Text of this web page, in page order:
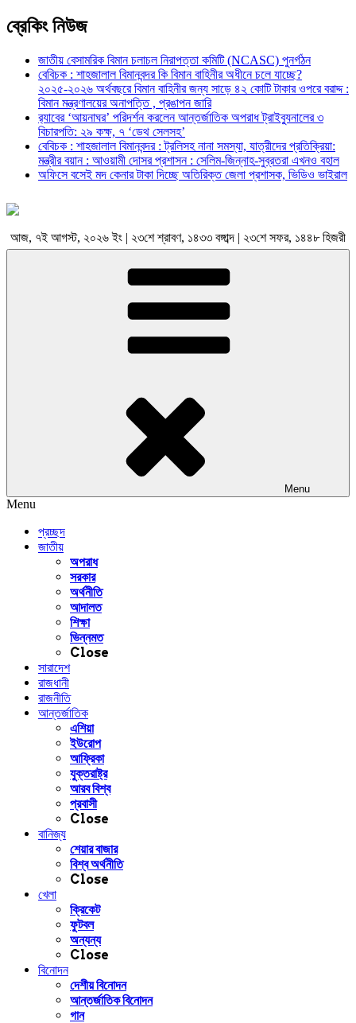
ব্রেকিং নিউজ
জাতীয় বেসামরিক বিমান চলাচল নিরাপত্তা কমিটি (NCASC) পুনর্গঠন
বেবিচক : শাহজালাল বিমানবন্দর কি বিমান বাহিনীর অধীনে চলে যাচ্ছে?
২০২৫-২০২৬ অর্থবছরে বিমান বাহিনীর জন্য সাড়ে ৪২ কোটি টাকার ওপরে বরাদ্দ :
বিমান মন্ত্রণালয়ের অনাপত্তি , প্রঙাপন জারি
র‍্যাবের ‘আয়নাঘর’ পরিদর্শন করলেন আন্তর্জাতিক অপরাধ ট্রাইব্যুনালের ৩
বিচারপতি: ২৯ কক্ষ, ৭ ‘ডেথ সেলসহ’
বেবিচক : শাহজালাল বিমানবন্দর : ট্রলিসহ নানা সমস্যা, যাত্রীদের প্রতিক্রিয়া:
মন্ত্রীর বয়ান : আওয়ামী দোসর প্রশাসন : সেলিম-জিন্নাহ-সুব্রতরা এখনও বহাল
অফিসে বসেই মদ কেনার টাকা দিচ্ছে অতিরিক্ত জেলা প্রশাসক, ভিডিও ভাইরাল
আজ, ৭ই আগস্ট, ২০২৬ ইং | ২৩শে শ্রাবণ, ১৪৩৩ বঙ্গাব্দ | ২৩শে সফর, ১৪৪৮ হিজরী
Menu
Menu
প্রচ্ছদ
জাতীয়
অপরাধ
সরকার
অর্থনীতি
আদালত
শিক্ষা
ভিন্নমত
Close
সারাদেশ
রাজধানী
রাজনীতি
আন্তর্জাতিক
এশিয়া
ইউরোপ
আফ্রিকা
যুক্তরাষ্ট্র
আরব বিশ্ব
প্রবাসী
Close
বানিজ্য
শেয়ার বাজার
বিশ্ব অর্থনীতি
Close
খেলা
ক্রিকেট
ফুটবল
অন্যন্য
Close
বিনোদন
দেশীয় বিনোদন
আন্তর্জাতিক বিনোদন
গান